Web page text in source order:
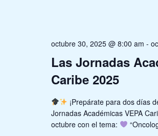
Las Jornadas
Caribe 2025
octubre 30, 2025 @ 8:00 am -
¡Prepárate para dos días
Jornadas Académicas VEPA
octubre con el tema: